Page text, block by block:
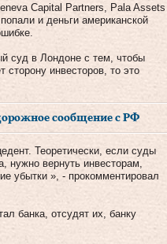
Capital Partners, Pala Assets
и деньги американской
суд в Лондоне с тем, чтобы
сторону инвесторов, то это
сообщение с РФ
Теоретически, если суды
нужно вернуть инвесторам,
убытки », - прокомментировал
банка, отсудят их, банку